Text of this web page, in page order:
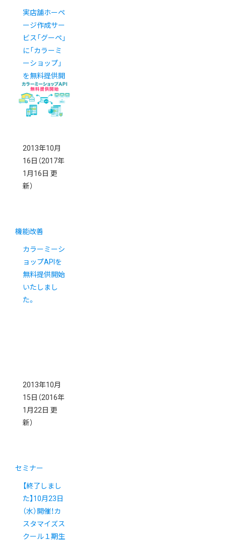
実店舗ホーペ
ージ作成サー
ビス「グーペ」
に「カラーミ
ーショップ」
を無料提供開
始
2013年10月
16日 （2017年
1月16日 更
新）
機能改善
カラーミーシ
ョップAPIを
無料提供開始
いたしまし
た。
2013年10月
15日 （2016年
1月22日 更
新）
セミナー
【終了しまし
た】10月23日
（水）開催！カ
スタマイズス
クール１期生